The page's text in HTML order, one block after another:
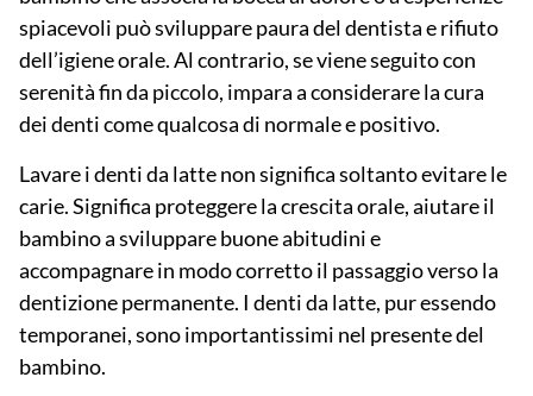
spiacevoli può sviluppare paura del dentista e rifiuto
dell’igiene orale. Al contrario, se viene seguito con
serenità fin da piccolo, impara a considerare la cura
dei denti come qualcosa di normale e positivo.
Lavare i denti da latte non significa soltanto evitare le
carie. Significa proteggere la crescita orale, aiutare il
bambino a sviluppare buone abitudini e
accompagnare in modo corretto il passaggio verso la
dentizione permanente. I denti da latte, pur essendo
temporanei, sonoimportantissimi nel presente del
bambino.